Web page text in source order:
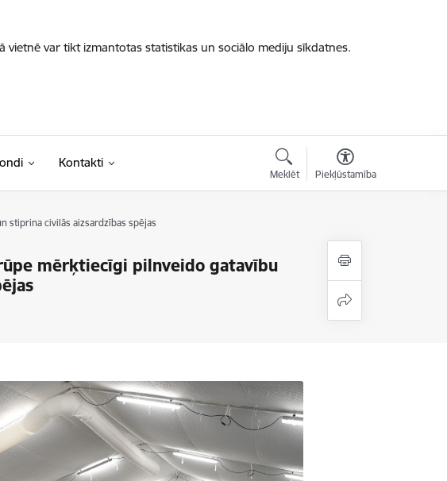
var tikt izmantotas statistikas un sociālo mediju sīkdatnes.
Kontakti
Meklēt Piekļūstamība
stiprina civilās aizsardzības spējas
mērķtiecīgi pilnveido gatavību